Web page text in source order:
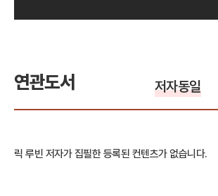
연관도서 저자동일
릭 루빈 저자가 집필한 등록된 컨텐츠가 없습니다.